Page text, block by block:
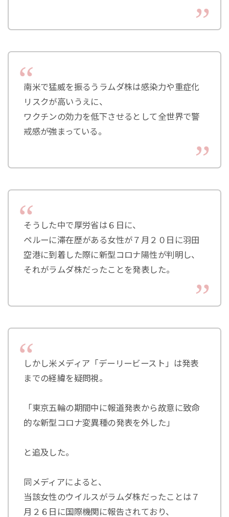
南米で猛威を振るうラムダ株は感染力や重症化
リスクが高いうえに、
ワクチンの効力を低下させるとして全世界で警
戒感が強まっている。
そうした中で厚労省は６日に、
ペルーに滞在歴がある女性が７月２０日に羽田
空港に到着した際に新型コロナ陽性が判明し、
それがラムダ株だったことを発表した。
しかし米メディア「デーリービースト」は発表
までの経緯を疑問視。
「東京五輪の期間中に報道発表から故意に致命
的な新型コロナ変異種の発表を外した」
と追及した。
同メディアによると、
当該女性のウイルスがラムダ株だったことは７
月２６日に国際機関に報告されており、